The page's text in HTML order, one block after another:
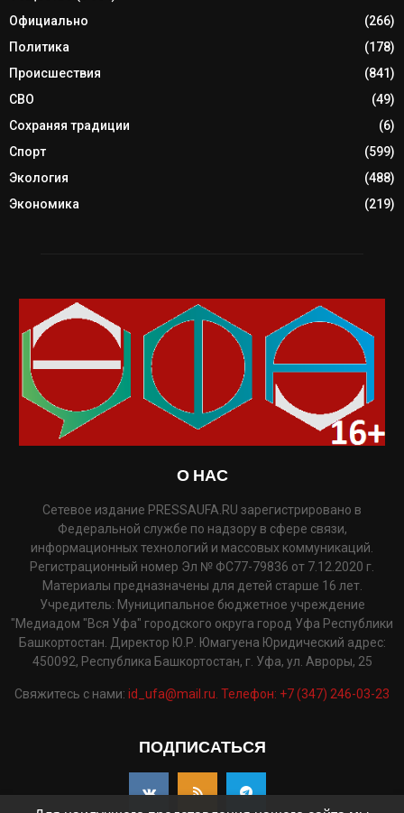
Официально
(266)
Политика
(178)
Происшествия
(841)
СВО
(49)
Сохраняя традиции
(6)
Спорт
(599)
Экология
(488)
Экономика
(219)
О НАС
Сетевое издание PRESSAUFA.RU зарегистрировано в
Федеральной службе по надзору в сфере связи,
информационных технологий и массовых коммуникаций.
Регистрационный номер Эл № ФС77-79836 от 7.12.2020 г.
Материалы предназначены для детей старше 16 лет.
Учредитель: Муниципальное бюджетное учреждение
"Медиадом "Вся Уфа" городского округа город Уфа Республики
Башкортостан. Директор Ю.Р. Юмагуена Юридический адрес:
450092, Республика Башкортостан, г. Уфа, ул. Авроры, 25
Свяжитесь с нами: id_ufa@mail.ru. Телефон: +7 (347) 246-03-23
ПОДПИСАТЬСЯ